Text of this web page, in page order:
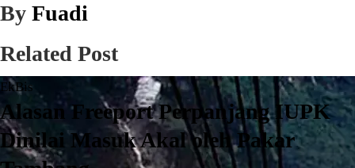
By Fuadi
Related Post
EkBis
Alasan Freeport Perpanjang IUPK
Dinilai Masuk Akal oleh Pakar